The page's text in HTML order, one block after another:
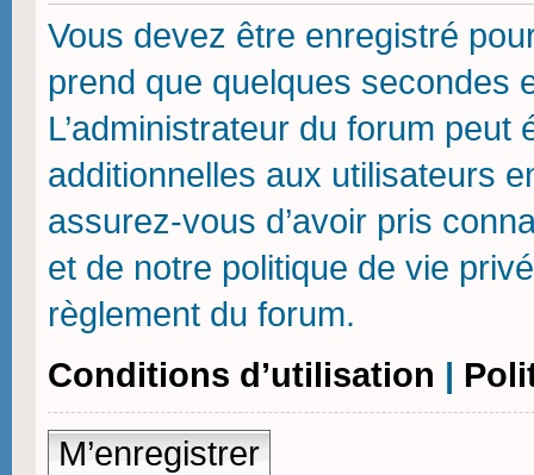
Vous devez être enregistré
prend que quelques secondes
L’administrateur du forum
additionnelles aux utilisateurs
assurez-vous d’avoir pris
et de notre politique de vie
règlement du forum.
Conditions d’utilisation |
M’enregistrer